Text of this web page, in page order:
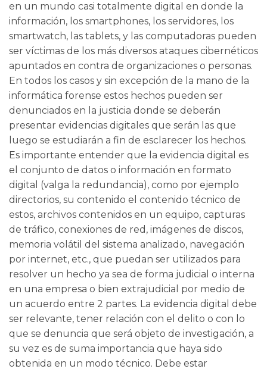
en un mundo casi totalmente digital en donde la
información, los smartphones, los servidores, los
smartwatch, las tablets, y las computadoras pueden
ser víctimas de los más diversos ataques cibernéticos
apuntados en contra de organizaciones o personas.
En todos los casos y sin excepción de la mano de la
informática forense estos hechos pueden ser
denunciados en la justicia donde se deberán
presentar evidencias digitales que serán las que
luego se estudiarán a fin de esclarecer los hechos.
Es importante entender que la evidencia digital es
el conjunto de datos o información en formato
digital (valga la redundancia), como por ejemplo
directorios, su contenido el contenido técnico de
estos, archivos contenidos en un equipo, capturas
de tráfico, conexiones de red, imágenes de discos,
memoria volátil del sistema analizado, navegación
por internet, etc., que puedan ser utilizados para
resolver un hecho ya sea de forma judicial o interna
en una empresa o bien extrajudicial por medio de
un acuerdo entre 2 partes. La evidencia digital debe
ser relevante, tener relación con el delito o con lo
que se denuncia que será objeto de investigación, a
su vez es de suma importancia que haya sido
obtenida en un modo técnico. Debe estar